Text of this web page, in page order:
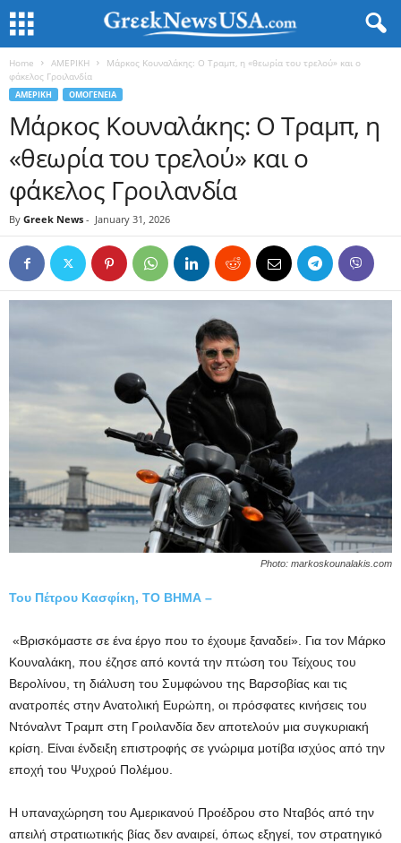
Home ΑΜΕΡΙΚΗ
Μάρκος Κουναλάκης: Ο Τραμπ, η «θεωρία του τρελού» και ο
φάκελος Γροιλανδία
ΑΜΕΡΙΚΗ ΟΜΟΓΕΝΕΙΑ
Μάρκος Κουναλάκης: Ο Τραμπ, η
«θεωρία του τρελού» και ο
φάκελος Γροιλανδία
By Greek News - January 31, 2026
Photo: markoskounalakis.com
Του Πέτρου Κασφίκη, ΤΟ ΒΗΜΑ –
«Βρισκόμαστε σε ένα έργο που το έχουμε ξαναδεί». Για τον Μάρκο
Κουναλάκη, που έζησε από κοντά την πτώση του Τείχους του
Βερολίνου, τη διάλυση του Συμφώνου της Βαρσοβίας και τις
ανατροπές στην Ανατολική Ευρώπη, οι πρόσφατες κινήσεις του
Ντόναλντ Τραμπ στη Γροιλανδία δεν αποτελούν μια συγκυριακή
κρίση. Είναι ένδειξη επιστροφής σε γνώριμα μοτίβα ισχύος από την
εποχή του Ψυχρού Πολέμου.
Η υπαναχώρηση του Αμερικανού Προέδρου στο Νταβός από την
απειλή στρατιωτικής βίας δεν αναιρεί, όπως εξηγεί, τον στρατηγικό